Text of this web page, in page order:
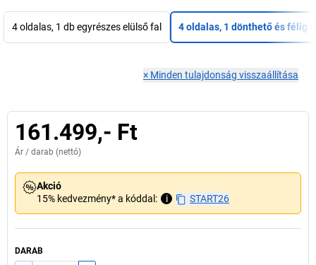
4 oldalas, 1 db egyrészes elülső fal 4 oldalas, 1 dönthető és félig
× Minden tulajdonság visszaállítása
161.499,- Ft
Ár / darab (nettó)
Akció
15% kedvezmény* a kóddal:
i START26
DARAB